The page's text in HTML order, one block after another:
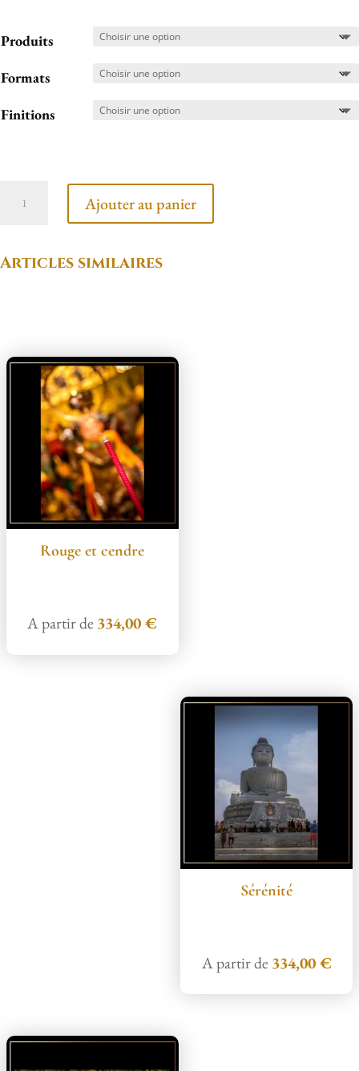
Produits
Formats
Finitions
de
Ajouter au panier
Articles similaires
Rouge et cendre
A partir de 334,00€
Sérénité
A partir de 334,00€